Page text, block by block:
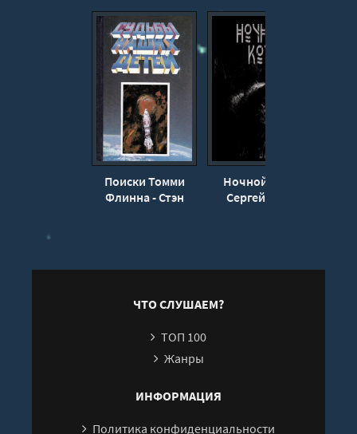
Поиски Томми
Флинна - Стэн
Ночной кот -
Сергей Стэн
ЧТО СЛУШАЕМ?
ТОП 100
Жанры
ИНФОРМАЦИЯ
Политика конфиденциальности